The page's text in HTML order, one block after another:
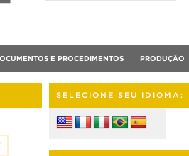
E PROCEDIMENTOS PRODUÇÃO
SELECIONE SEU IDIOMA: